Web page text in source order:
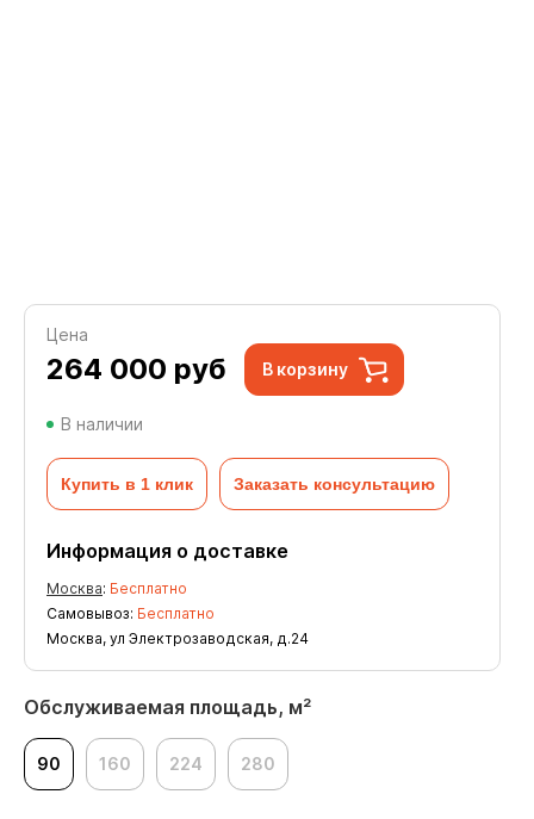
Обслуживаемая площадь, м²
90 160 224 280
Цена
264 000 руб В корзину
В наличии
Купить в 1 клик Заказать консультацию
Информация о доставке
Москва: Бесплатно
Самовывоз: Бесплатно
Москва, ул Электрозаводская, д.24